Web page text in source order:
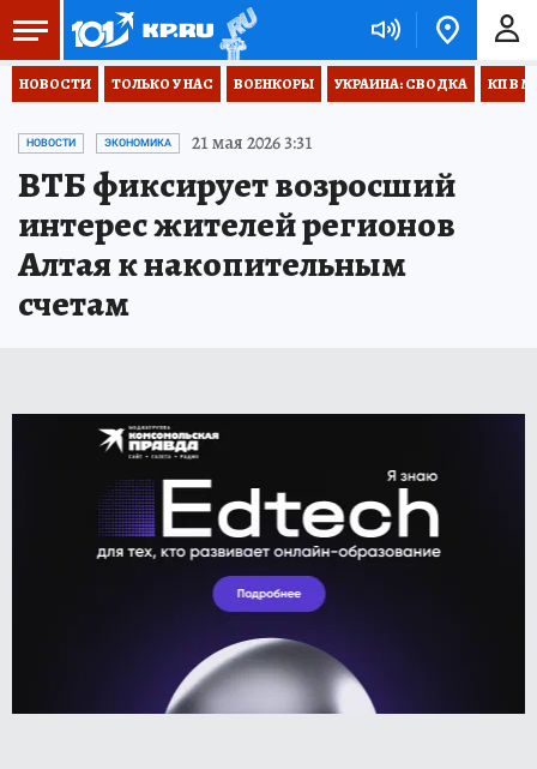
НОВОСТИ ТОЛЬКО У НАС ВОЕНКОРЫ УКРАИНА: СВОДКА КП В
НОВОСТИ ЭКОНОМИКА 21 мая 2026 3:31
ВТБ фиксирует возросший
интерес жителей регионов
Алтая к накопительным
счетам